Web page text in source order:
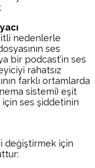
nedenlerle
ses
bir podcast’in ses
rahatsız
farklı ortamlarda
sistemi) eşit
için ses şiddetinin
değiştirmek için